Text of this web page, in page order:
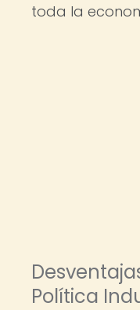
toda la
Política